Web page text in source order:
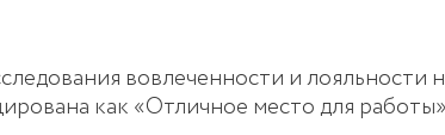
вовлеченности и
как «Отличное место для